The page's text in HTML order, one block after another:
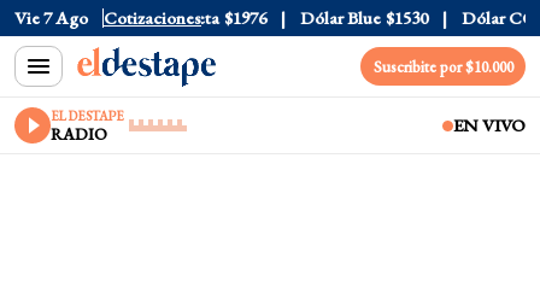
Vie 7 Ago Cotizaciones
$1520 Dólar Tarjeta $1976 Dólar Blue $1530 Dólar CCL
Suscribite por $10.000
EL DESTAPE
RADIO EN VIVO